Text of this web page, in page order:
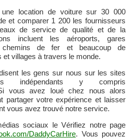
une location de voiture sur 30 000
et comparer 1 200 les fournisseurs
de service de qualité et de la
incluent les aéroports, gares
chemins de fer et beaucoup de
villages à travers le monde.
les gens sur nous sur les sites
indépendants y compris
vous avez loué chez nous alors
partager votre expérience et laisser
vous avez trouvé notre service.
sociaux le Vérifiez notre page
DaddyCarHire. Vous pouvez